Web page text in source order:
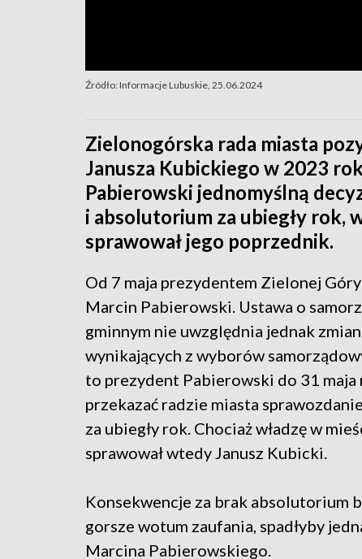
Źródło: Informacje Lubuskie, 25.06.2024
Zielonogórska rada miasta
Janusza Kubickiego w 2023
Pabierowski jednomyślną
i absolutorium za ubiegły rok,
sprawował jego poprzednik.
Od 7 maja prezydentem Zielonej
Marcin Pabierowski. Ustawa o
gminnym nie uwzględnia jednak zmian
wynikających z wyborów
to prezydent Pabierowski do 31 maja
przekazać radzie miasta
za ubiegły rok. Chociaż władzę w
sprawował wtedy Janusz Kubicki.
Konsekwencje za brak absolutorium
gorsze wotum zaufania, spadłyby
Marcina Pabierowskiego.